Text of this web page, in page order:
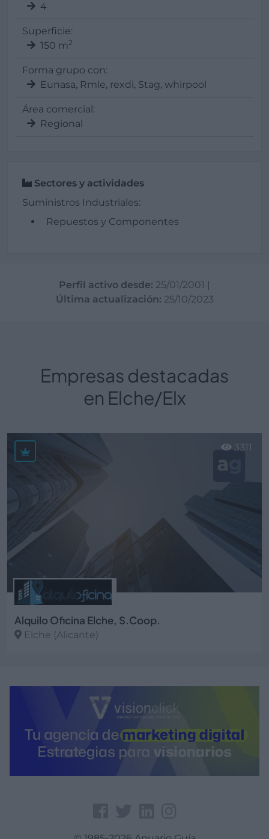
4
Superficie:
150 m2
Forma grupo con:
Eunasa, Rmle, rexdi, Stag, whirpool
Área comercial:
Regional
Sectores y actividades
Suministros Industriales:
Repuestos y Componentes
Perfil activo desde: 25/01/2001 |
Última actualización: 25/10/2023
Empresas destacadas
en Elche/Elx
Alquilo Oficina Elche, S.Coop.
Elche (Alicante)
3311